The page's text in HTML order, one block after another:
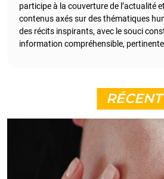
participe à la couverture de l’actualité
contenus axés sur des thématiques
des récits inspirants, avec le souci
information compréhensible,
RÉCENT